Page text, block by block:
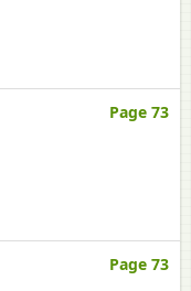
Page 73
Page 73